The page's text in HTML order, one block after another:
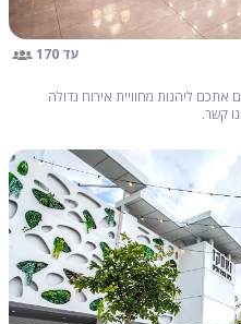
עד 170
אתכם ליהנות מחוויית אירוח גדולה
קשר.